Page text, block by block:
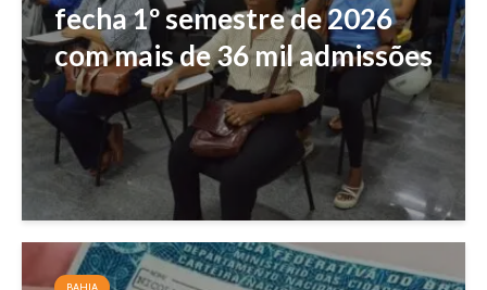
fecha 1º semestre de 2026
com mais de 36 mil admissões